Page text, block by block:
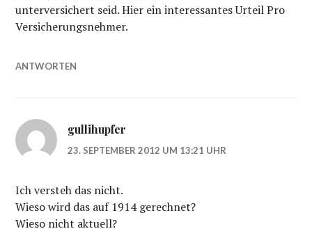
unterversichert seid. Hier ein interessantes Urteil Pro
Versicherungsnehmer.
ANTWORTEN
gullihupfer
23. SEPTEMBER 2012 UM 13:21 UHR
Ich versteh das nicht.
Wieso wird das auf 1914 gerechnet?
Wieso nicht aktuell?